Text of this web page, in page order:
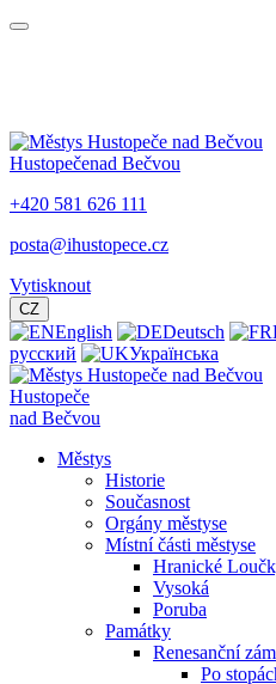
Hustopečenad Bečvou
+420 581 626 111
posta@ihustopece.cz
Vytisknout
CZ
English Deutsch
русский
Українська
Hustopeče
nad Bečvou
Městys
Historie
Současnost
Orgány městyse
Místní části městyse
Hranické
Vysoká
Poruba
Památky
Renesanční
Po